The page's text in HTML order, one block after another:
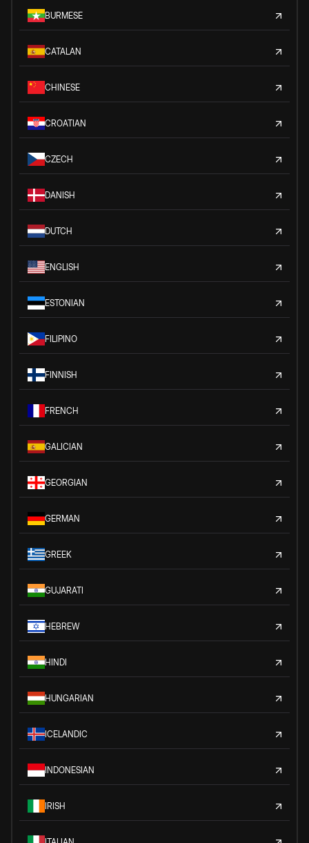
BURMESE
CATALAN
CHINESE
CROATIAN
CZECH
DANISH
DUTCH
ENGLISH
ESTONIAN
FILIPINO
FINNISH
FRENCH
GALICIAN
GEORGIAN
GERMAN
GREEK
GUJARATI
HEBREW
HINDI
HUNGARIAN
ICELANDIC
INDONESIAN
IRISH